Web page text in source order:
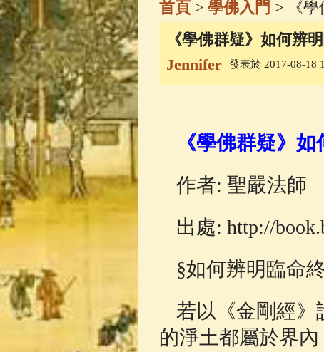
一切如來心秘
釋迦牟尼佛傳
佛典故事(37)
首頁> 學佛入門 > 《學
《學佛群疑》如何辨
Jennifer
發表於 2017-08-18
《學佛群疑》
作者: 聖嚴法師
出處: http://
§如何辨明臨命
若以《金剛經》
的淨土都屬於界